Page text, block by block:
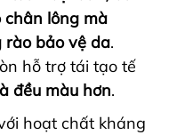
chân lông mà
rào bảo vệ da.
hỗ trợ tái tạo tế
đều màu hơn.
hoạt chất kháng